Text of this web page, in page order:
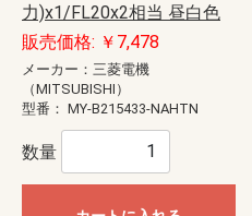
力)x1/FL20x2相当 昼白色
販売価格: ￥7,478
メーカー：三菱電機
（MITSUBISHI）
型番： MY-B215433-NAHTN
数量